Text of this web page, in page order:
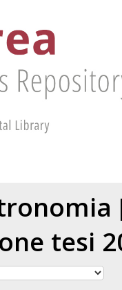
tesi